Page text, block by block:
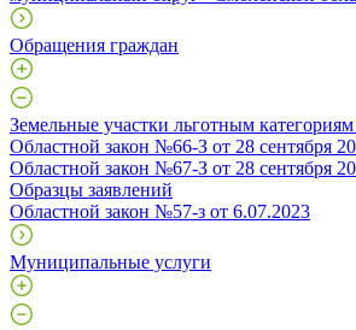
Обращения граждан
Земельные участки льготным
Областной закон №66-З от 28 сентября
Областной закон №67-З от 28 сентября
Образцы заявлений
Областной закон №57-з от 6.07.2023
Муниципальные услуги